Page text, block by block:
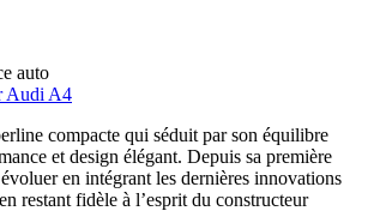
auto
Audi A4
compacte qui séduit par son équilibre
et design élégant. Depuis sa première
en intégrant les dernières innovations
restant fidèle à l’esprit du constructeur